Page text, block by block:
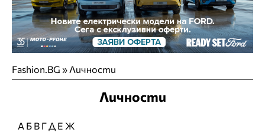
Fashion.BG » Личности
Личности
А Б В ГД Е Ж